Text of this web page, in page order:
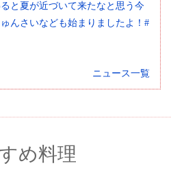
と夏が近づいて来たなと思う今
んさいなども始まりましたよ！#
ニュース一覧
め料理